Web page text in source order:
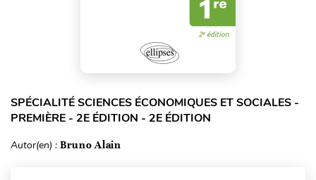
SPÉCIALITÉ SCIENCES ÉCONOMIQUES ET SOCIALES -
PREMIÈRE - 2E ÉDITION - 2E ÉDITION
Autor(en) : Bruno Alain